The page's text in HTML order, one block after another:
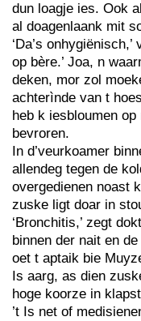
dun loagje ies. Ook
al doagenlaank mit
‘Da’s
op bère.’ Joa, n
deken, mor zol
achterìnde van t
heb k iesbloumen
bevroren.
In d’veurkoamer
allendeg tegen de
overgedienen noast
zuske ligt doar in
‘Bronchitis,’ zegt
binnen der nait en
oet t aptaik bie
Is aarg, as dien
hoge koorze in
’t Is net of